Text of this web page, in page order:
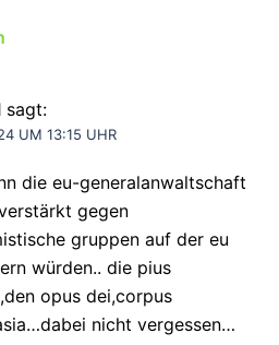
sagt:
UM 13:15 UHR
die eu-generalanwaltschaft
gegen
gruppen auf der eu
würden.. die pius
opus dei,corpus
nicht vergessen…